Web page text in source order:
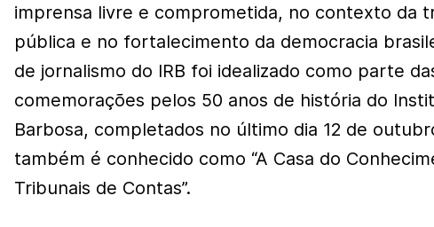
imprensa livre e comprometida, no contexto da
pública e no fortalecimento da democracia
de jornalismo do IRB foi idealizado como parte
comemorações pelos 50 anos de história do
Barbosa, completados no último dia 12 de
também é conhecido como “A Casa do
Tribunais de Contas”.